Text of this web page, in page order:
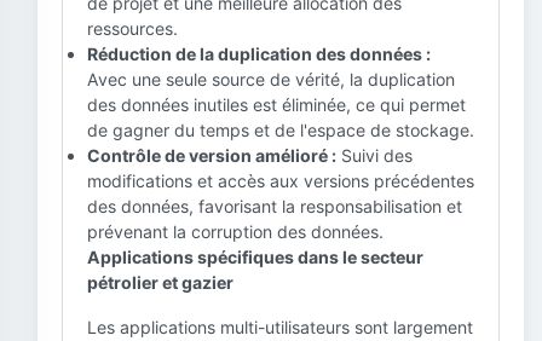
ressources.
Réduction de la duplication des données :
Avec une seule source de vérité, la duplication
des données inutiles est éliminée, ce qui permet
de gagner du temps et de l'espace de stockage.
Contrôle de version amélioré : Suivi des
modifications et accès aux versions précédentes
des données, favorisant la responsabilisation et
prévenant la corruption des données.
Applications spécifiques dans le secteur
pétrolier et gazier
Les applications multi-utilisateurs sont largement